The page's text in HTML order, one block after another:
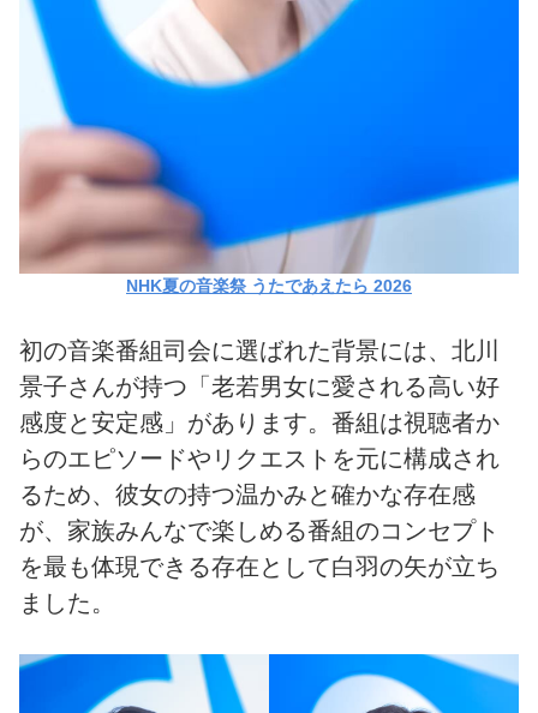
NHK夏の音楽祭 うたであえたら 2026
初の音楽番組司会に選ばれた背景には、北川
景子さんが持つ「老若男女に愛される高い好
感度と安定感」があります。番組は視聴者か
らのエピソードやリクエストを元に構成され
るため、彼女の持つ温かみと確かな存在感
が、家族みんなで楽しめる番組のコンセプト
を最も体現できる存在として白羽の矢が立ち
ました。